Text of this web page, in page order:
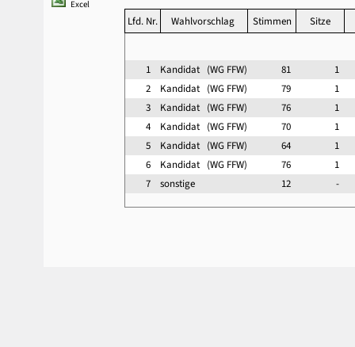
Excel
Lfd. Nr. Wahlvorschlag Stimmen Sitze
1 Kandidat (WG FFW) 81
1
2 Kandidat (WG FFW) 79
1
3 Kandidat (WG FFW) 76
1
4 Kandidat (WG FFW) 70
1
5 Kandidat (WG FFW) 64
1
6 Kandidat (WG FFW) 76
1
7 sonstige 12 -